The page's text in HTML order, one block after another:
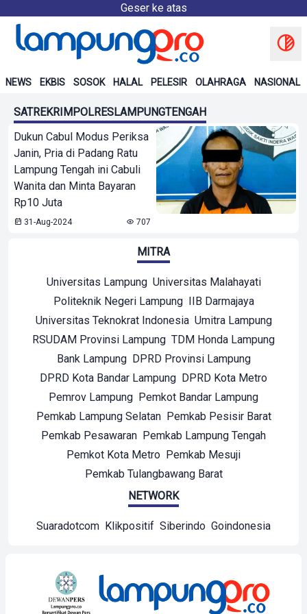
Geser ke atas
NEWS EKBIS SOSOK HALAL PELESIR OLAHRAGA NASIONAL
SATREKRIMPOLRESLAMPUNGTENGAH
Dukun Cabul Modus Periksa
Janin, Pria di Padang Ratu
Lampung Tengah ini Cabuli
Wanita dan Minta Bayaran
Rp10 Juta
31-Aug-2024 707
MITRA
Universitas Lampung Universitas Malahayati
Politeknik Negeri Lampung IIB Darmajaya
Universitas Teknokrat Indonesia Umitra Lampung
RSUDAM Provinsi Lampung TDM Honda Lampung
Bank Lampung DPRD Provinsi Lampung
DPRD Kota Bandar Lampung DPRD Kota Metro
Pemrov Lampung Pemkot Bandar Lampung
Pemkab Lampung Selatan Pemkab Pesisir Barat
Pemkab Pesawaran Pemkab Lampung Tengah
Pemkot Kota Metro Pemkab Mesuji
Pemkab Tulangbawang Barat
NETWORK
Suaradotcom Klikpositif Siberindo Goindonesia